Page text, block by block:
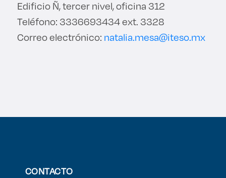
Edificio Ñ, tercer nivel, oficina 312
Teléfono: 3336693434 ext. 3328
Correo electrónico: natalia.mesa@iteso.mx
CONTACTO